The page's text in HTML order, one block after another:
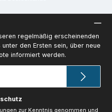
regelmäßig erscheinenden
den Ersten sein, über neue
informiert werden.
zur Kenntnis genommen und